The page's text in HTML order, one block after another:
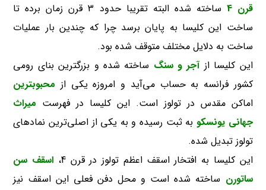
قرن 4
ساخته شده البته تقریبا حدود 3 قرن زمان برده تا
ساخت این کلیسا به پایان برسد چرا که چندین بار عملیات
ساخت به دلایل مختلف متوقف شده بود.
این کلیسا ازآجر و سنگ ساخته شده و بزرگترین بنای رومی
کشور فرانسه به حساب می‌آید و امروزه یکی از محبوبترین
اماکن مقدس در تولوز است. این کلیسا در فهرست میراث
جهانی یونسکو به ثبت رسیده و به یکی از اصلی‌ترین نمادهای
تولوز تبدیل شده.
این کلیسا به افتخار اسقف اعظم تولوز در قرن 4،
اسقف سن
ساتورن ساخته شده است و محل دفن فعلی این اسقف نیز